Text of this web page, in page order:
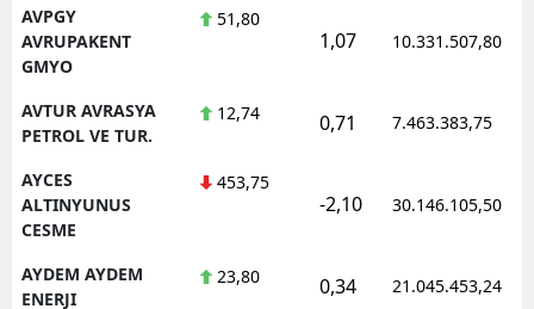
AVPGY
AVRUPAKENT
GMYO
51,80
1,07 10.331.507,80
AVTUR AVRASYA
PETROL VE TUR.
12,74 0,71 7.463.383,75
AYCES
ALTINYUNUS
CESME
453,75
-2,10 30.146.105,50
AYDEM AYDEM
ENERJI
23,80 0,34 21.045.453,24